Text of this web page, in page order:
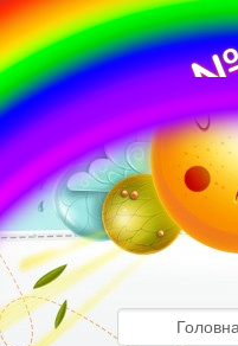
З
ДО
У